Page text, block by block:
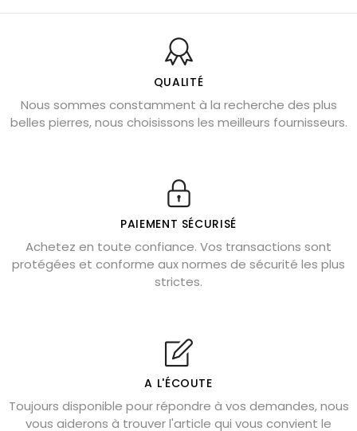
Bienfaits de la sélénite – pierre des anges
L’améthyste est-elle faite pour moi ?
Chrysocolle : pierre apaisante
Obsidienne dorée : vertus et signification
Véritable citrine naturelle non chauffée
Où placer la citrine dans la maison
Cornaline : propriétés magiques
Capricorne : quelles pierres choisir
Shungite : purification et protection
Bagues en labradorite argent 925
Lapis lazuli : propriétés et précautions
QUALITÉ
Nous sommes constamment à la recherche des plus
belles pierres, nous choisissons les meilleurs fournisseurs.
PAIEMENT SÉCURISÉ
Achetez en toute confiance. Vos transactions sont
protégées et conforme aux normes de sécurité les plus
strictes.
A L'ÉCOUTE
Toujours disponible pour répondre à vos demandes, nous
vous aiderons à trouver l'article qui vous convient le